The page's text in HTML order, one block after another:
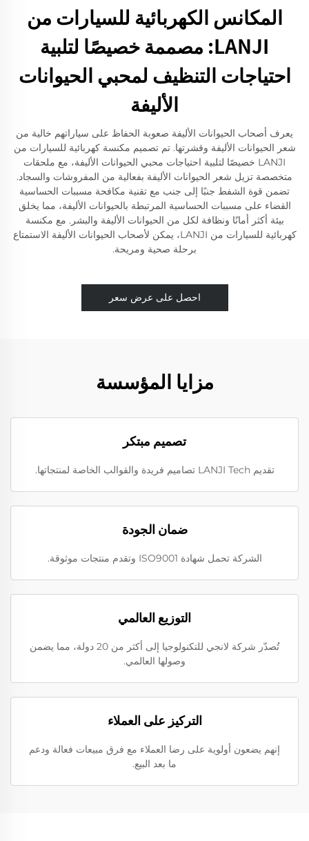
المكانس الكهربائية للسيارات من
LANJI: مصممة خصيصًا لتلبية
احتياجات التنظيف لمحبي الحيوانات
الأليفة
يعرف أصحاب الحيوانات الأليفة صعوبة الحفاظ على سياراتهم خالية من
شعر الحيوانات الأليفة وقشرتها. تم تصميم مكنسة كهربائية للسيارات من
LANJI خصيصًا لتلبية احتياجات محبي الحيوانات الأليفة، مع ملحقات
متخصصة تزيل شعر الحيوانات الأليفة بفعالية من المفروشات والسجاد.
تضمن قوة الشفط جنبًا إلى جنب مع تقنية مكافحة مسببات الحساسية
القضاء على مسببات الحساسية المرتبطة بالحيوانات الأليفة، مما يخلق
بيئة أكثر أمانًا ونظافة لكل من الحيوانات الأليفة والبشر. مع مكنسة
كهربائية للسيارات من LANJI، يمكن لأصحاب الحيوانات الأليفة الاستمتاع
برحلة صحية ومريحة.
احصل على عرض سعر
مزايا المؤسسة
تصميم مبتكر
تقديم LANJI Tech تصاميم فريدة والقوالب الخاصة لمنتجاتها.
ضمان الجودة
الشركة تحمل شهادة ISO9001 وتقدم منتجات موثوقة.
التوزيع العالمي
تُصدّر شركة لانجي للتكنولوجيا إلى أكثر من 20 دولة، مما يضمن
وصولها العالمي.
التركيز على العملاء
إنهم يضعون أولوية على رضا العملاء مع فرق مبيعات فعالة ودعم
ما بعد البيع.